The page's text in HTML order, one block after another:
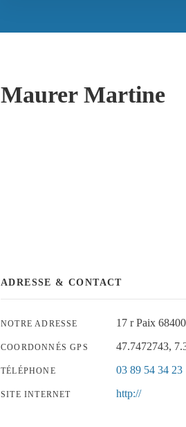
Maurer Martine
ADRESSE & CONTACT
NOTRE ADRESSE 17 r Paix
COORDONNÉS GPS 47.7472743,
TÉLÉPHONE 03 89 54 34 23
SITE INTERNET http://